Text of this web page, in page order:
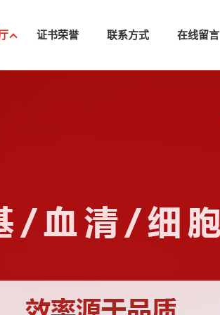
证书荣誉 联系方式 在线留言